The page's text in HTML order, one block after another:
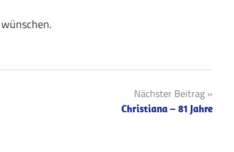
Nächster Beitrag
Christiana – 81 Jahre